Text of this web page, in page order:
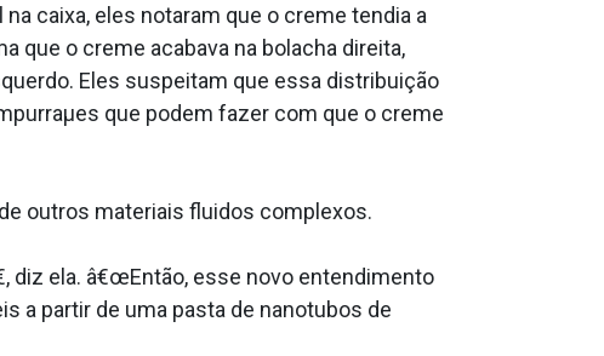
caixa, eles notaram que o creme tendia a
que o creme acabava na bolacha direita,
Eles suspeitam que essa distribuição
que podem fazer com que o creme
outros materiais fluidos complexos.
diz ela. â€œEntão, esse novo entendimento
a partir de uma pasta de nanotubos de